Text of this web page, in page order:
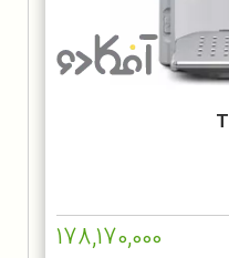
178,170,000